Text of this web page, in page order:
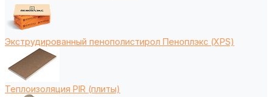
Экструдированный пенополистирол Пеноплэкс (XPS)
Теплоизоляция PIR (плиты)